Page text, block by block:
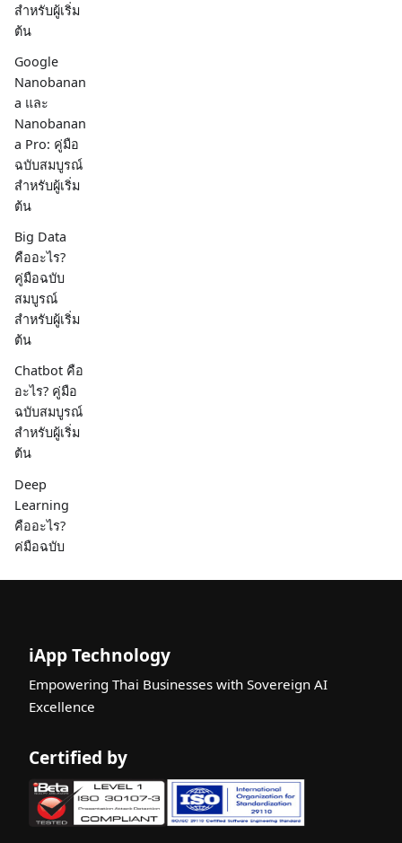
สำหรับผู้เริ่ม
ต้น
Google
Nanobanan
a และ
Nanobanan
a Pro: คู่มือ
ฉบับสมบูรณ์
สำหรับผู้เริ่ม
ต้น
Big Data
คืออะไร?
คู่มือฉบับ
สมบูรณ์
สำหรับผู้เริ่ม
ต้น
Chatbot คือ
อะไร? คู่มือ
ฉบับสมบูรณ์
สำหรับผู้เริ่ม
ต้น
Deep
Learning
คืออะไร?
คู่มือฉบับ
อะไร? คู่มือ
ฉบับสมบูรณ์
สำหรับการ
คืออะไร?
คู่มือฉบับ
iApp Technology
Empowering Thai Businesses with Sovereign AI
Excellence
Certified by